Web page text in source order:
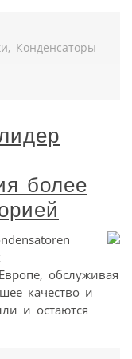
, Конденсаторы
более
обслуживая
качество и
и остаются